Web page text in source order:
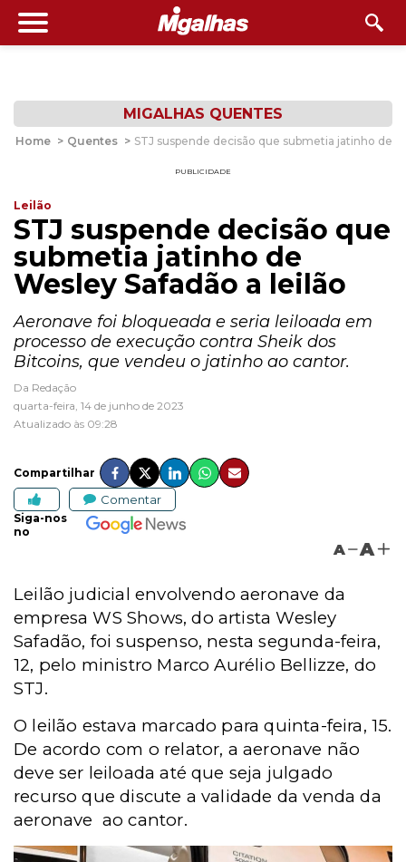
MIGALHAS QUENTES
Home > Quentes > STJ suspende decisão que submetia jatinho de
PUBLICIDADE
Leilão
STJ suspende decisão que
submetia jatinho de
Wesley Safadão a leilão
Aeronave foi bloqueada e seria leiloada em
processo de execução contra Sheik dos
Bitcoins, que vendeu o jatinho ao cantor.
Da Redação
quarta-feira, 14 de junho de 2023
Atualizado às 09:28
Compartilhar
Comentar
Siga-nos
no
A A
Leilão judicial envolvendo aeronave da
empresa WS Shows, do artista Wesley
Safadão, foi suspenso, nesta segunda-feira,
12, pelo ministro Marco Aurélio Bellizze, do
STJ.
O leilão estava marcado para quinta-feira, 15.
De acordo com o relator, a aeronave não
deve ser leiloada até que seja julgado
recurso que discute a validade da venda da
aeronave ao cantor.